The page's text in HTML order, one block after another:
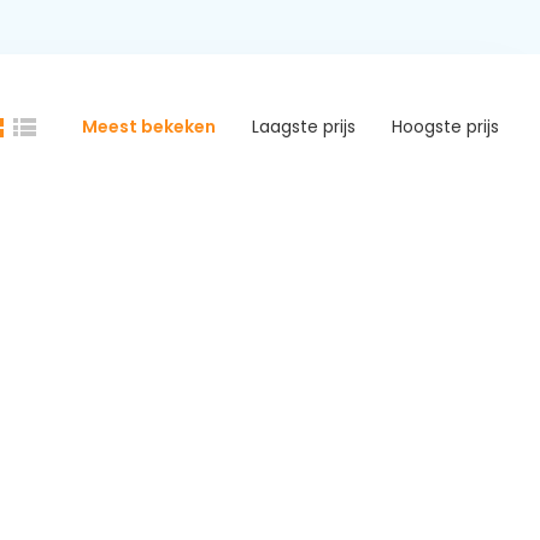
Meest bekeken Laagste prijs Hoogste prijs